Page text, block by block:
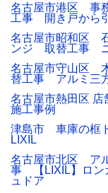
名古屋市港区 事
工事 開き戸から
名古屋市昭和区
ンジ 取替工事
名古屋市守山区
替工事 アルミ三
名古屋市熱田区 店
施工事例
津島市 車庫の框
LIXIL
名古屋市北区 ア
事 【LIXIL】ロン
ュドア